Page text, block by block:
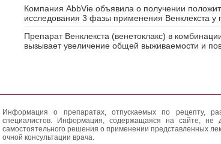
Компания AbbVie объявила о получении
исследования 3 фазы применения Венклекста
Препарат Венклекста (венетоклакс) в
вызывает увеличение общей выживаемости и
Информация о препаратах, отпускаемых по рецепту,
специалистов. Информация, содержащаяся на сайте, не
самостоятельного решения о применении представленных
очной консультации врача.